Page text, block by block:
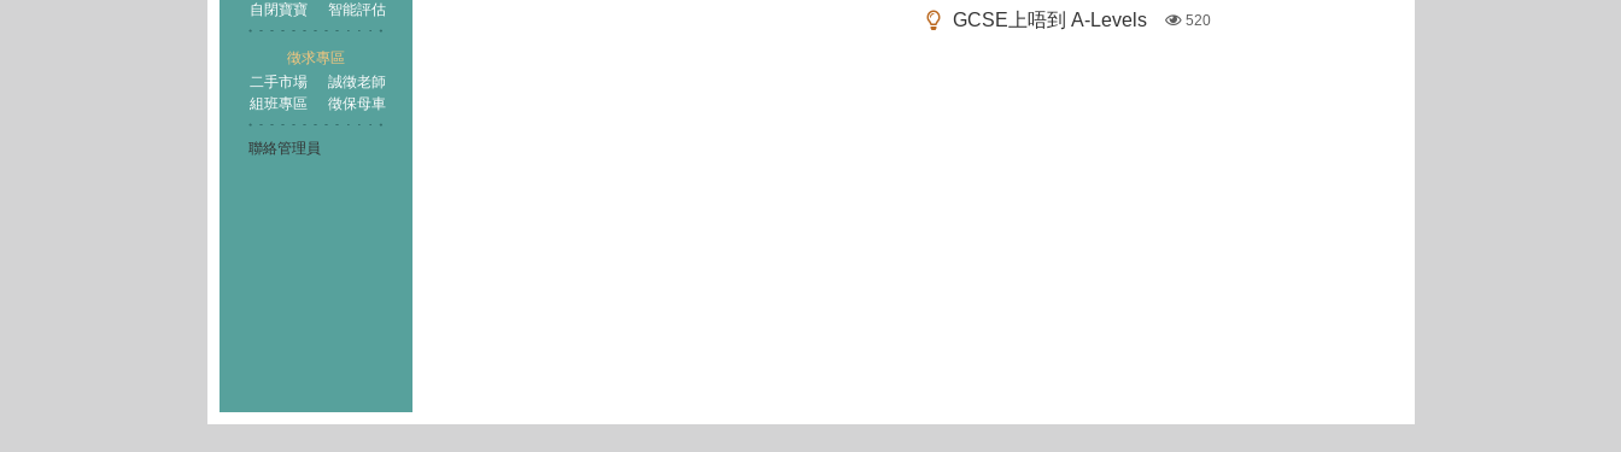
自閉寶寶
智能評估
徵求專區
二手市場
誠徵老師
組班專區
徵保母車
聯絡管理員
GCSE上唔到 A-Levels 520